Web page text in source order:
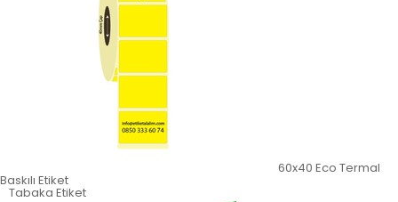
60x40 Eco Termal
Baskılı Etiket
Tabaka Etiket